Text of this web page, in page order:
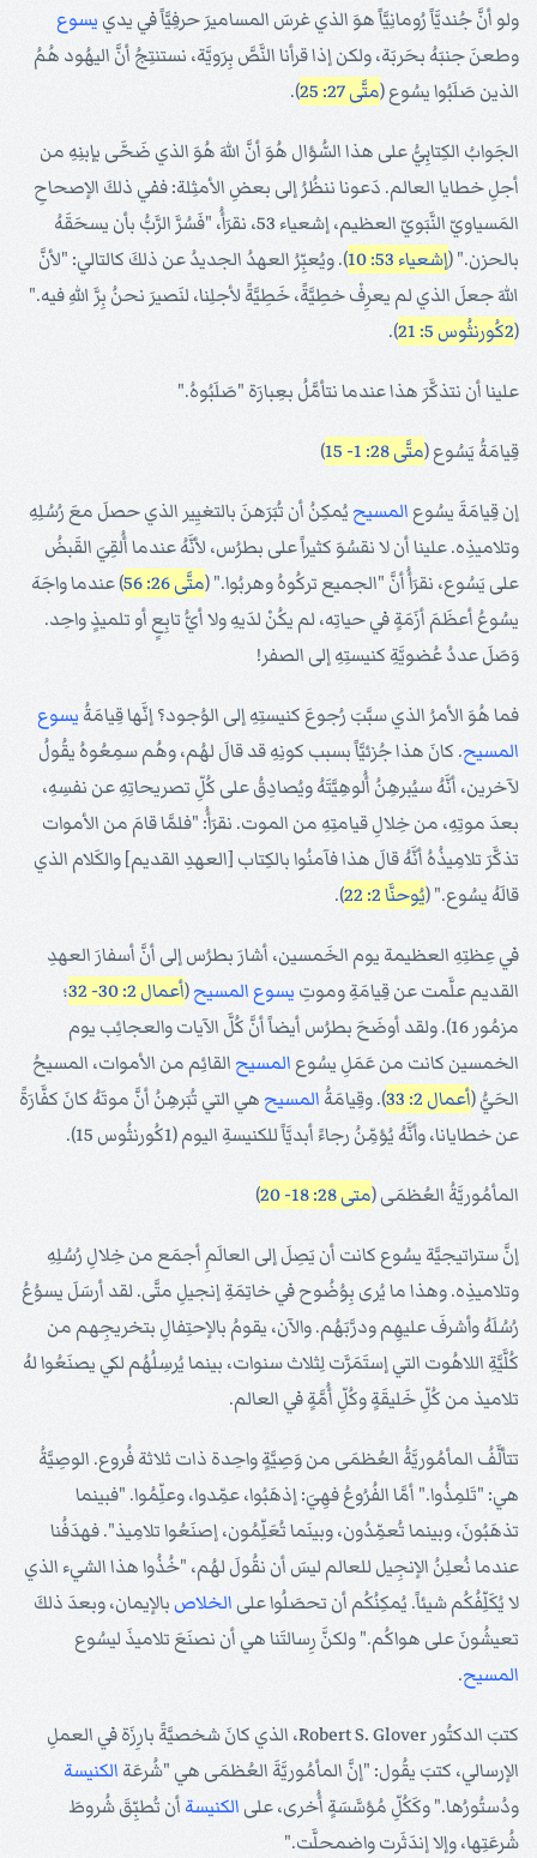
ولو أنَّ جُنديَّاً رُومانِيَّاً هوَ الذي غرسَ المساميرَ حرفِيَّاً في يدي يسوع
وطعنَ جنبَهُ بحَربَة، ولكن إذا قرأنا النَّصَّ بِرَويَّة، نستنتِجُ أنَّ اليهُود هُمُ
الذين صَلَبُوا يسُوع (متَّى 27: 25 ).
الجَوابُ الكِتابِيُّ على هذا السُّؤال هُوَ أنَّ اللهَ هُوَ الذي ضَحَّى بإبنِهِ من
أجلِ خطايا العالم. دَعونا ننظُرُ إلى بعضِ الأمثِلة: ففي ذلكَ الإصحاحِ
المَسياويّ النَّبَويّ العظيم، إشعياء 53، نقرَأُ، "فَسُرَّ الرَّبُّ بأن يسحَقَهُ
بالحزن." (إشعياء 53: 10
). ويُعبِّرُ العهدُ الجديدُ عن ذلكَ كالتالي: "لأنَّ
اللهَ جعلَ الذي لم يعرِفْ خطِيَّةً، خَطِيَّةً لأجلِنا، لنَصيرَ نحنُ بِرَّ اللهِ فيه."
(2كُورنثُوس 5: 21 ).
علينا أن نتذكَّرَ هذا عندما نتأمَّلُ بعِبارَة "صَلَبُوهُ."
قِيامَةُ يَسُوع (متَّى 28: 1- 15 )
إن قِيامَةَ يسُوع المسيح يُمكِنُ أن تُبَرَهنَ بالتغيِير الذي حصلَ معَ رُسُلِهِ
وتلاميذِه. علينا أن لا نقسُوَ كثيراً على بطرُس، لأنَّهُ عندما أُلقِيَ القَبضُ
على يَسُوع، نقرَأُ أنَّ "الجميع تركُوهُ وهربُوا." (متَّى 26: 56
) عندما واجَهَ
يسُوعُ أعظَمَ أزَمَةٍ في حياتِه، لم يكُنْ لدَيهِ ولا أيُّ تابِعٍ أو تلميذٍ واحِد.
وَصَلَ عددُ عُضويَّةِ كنيستِهِ إلى الصفر!
فما هُوَ الأمرُ الذي سبَّبَ رُجوعَ كنيستِهِ إلى الوُجود؟ إنَّها قِيامَةُ يسوع
المسيح. كانَ هذا جُزئيَّاً بسبب كونِهِ قد قالَ لهُم، وهُم سمِعُوهُ يقُولُ
لآخرين، أنَّهُ سيُبرهِنُ أُلوهِيَّتَهُ ويُصادِقُ على كُلِّ تصريحاتِهِ عن نفسِهِ،
بعدَ موتِهِ، من خِلالِ قيامتِهِ من الموت. نقرَأُ: "فلمَّا قامَ من الأموات
تذكَّرَ تلامِيذُهُ أنَّهُ قالَ هذا فآمنُوا بالكِتاب [العهدِ القديم] والكَلام الذي
قالَهُ يسُوع." (يُوحنَّا 2: 22 ).
في عِظتِهِ العظيمة يوم الخَمسين، أشارَ بطرُس إلى أنَّ أسفارَ العهدِ
القديم علَّمت عن قِيامَةِ وموتِ يسوع المسيح(أعمال 2: 30- 32
؛
مزمُور 16). ولقد أوضَحَ بطرُس أيضاً أنَّ كُلَّ الآيات والعجائِب يوم
الخمسين كانت من عَمَلِ يسُوع المسيح القائِم من الأموات، المسيحُ
الحَيُّ (أعمال 2: 33 ). وقِيامَةُ المسيح هي التي تُبَرهِنُ أنَّ موتَهُ كانَ كفَّارَةً
عن خطايانا، وأنَّهُ يُؤمِّنُ رجاءً أبديَّاً للكنيسةِ اليوم (1كُورنثُوس 15).
المأمُوريَّةُ العُظمَى (متى 28: 18- 20 )
إنَّ ستراتيجيَّة يسُوع كانت أن يَصِلَ إلى العالَمِ أجمَع من خِلالِ رُسُلِهِ
وتلاميذِه. وهذا ما يُرى بِوُضُوح في خاتِمَةِ إنجيلِ متَّى. لقد أرسَلَ يسوُعُ
رُسُلَهُ وأشرفَ عليهِم ودرَّبَهُم. والآن، يقومُ بالإحتِفالِ بتخريجِهم من
كُلَّيَّةِ اللاهُوت التي إستَمَرَّت لِثلاث سنوات، بينما يُرسِلُهُم لكي يصنَعُوا لهُ
تلاميذ من كُلِّ خَليقَةٍ وكُلِّ أُمَّةٍ في العالم.
تتألَّفُ المأمُوريَّةُ العُظمَى من وَصِيَّةٍ واحِدة ذات ثلاثة فُروع. الوصِيَّةُ
هي: "تَلمِذُوا." أمَّا الفُرُوعُ فهِيَ: إذهَبُوا، عمِّدوا، وعلِّمُوا. "فبينما
تذهَبُونَ، وبينما تُعمِّدُون، وبينَما تُعَلِّمُون، إصنَعُوا تلامِيذ". فهدَفُنا
عندما نُعلِنُ الإنجِيل للعالم ليسَ أن نقُولَ لهُم، "خُذُوا هذا الشيء الذي
لا يُكَلِّفُكُم شيئاً. يُمكِنُكُم أن تحصَلُوا على الخلاص بالإيمان، وبعدَ ذلكَ
تعيشُونَ على هواكُم." ولكنَّ رِسالتَنا هي أن نصنَعَ تلاميذَ ليسُوع
المسيح.
كتبَ الدكتُور Robert S. Glover، الذي كانَ شخصيَّةً بارِزَة في العملِ
الإرسالي، كتبَ يقُول: "إنَّ المأمُوريَّةَ العُظمَى هي "شُرعَة الكنيسة
ودُستُورُها." وكَكُلِّ مُؤسَّسَةٍ أُخرى، على الكنيسة أن تُطبِّقَ شُروطَ
شُرعَتِها، وإلا إندَثَرت واضمحلَّت."